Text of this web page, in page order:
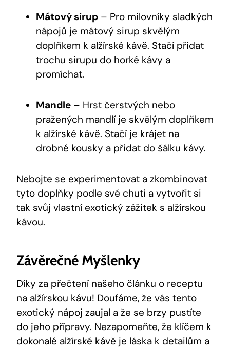
Mátový sirup – Pro milovníky sladkých
nápojů je mátový sirup skvělým
doplňkem k alžírské kávě. Stačí přidat
trochu sirupu do horké kávy a
promíchat.
Mandle – Hrst čerstvých nebo
pražených mandlí je skvělým doplňkem
k alžírské kávě. Stačí je krájet na
drobné kousky a přidat do šálku kávy.
Nebojte se experimentovat a zkombinovat
tyto doplňky podle své chuti a vytvořit si
tak svůj vlastní exotický zážitek s alžírskou
kávou.
Závěrečné Myšlenky
Díky za přečtení našeho článku o receptu
na alžírskou kávu! Doufáme, že vás tento
exotický nápoj zaujal a že se brzy pustíte
do jeho přípravy. Nezapomeňte, že klíčem k
dokonalé alžírské kávě je láska k detailům a